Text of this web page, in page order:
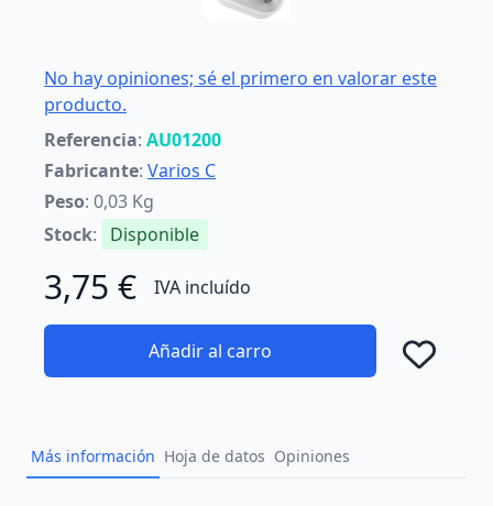
No hay opiniones; sé el primero en valorar este
producto.
Referencia: AU01200
Fabricante: Varios C
Peso: 0,03 Kg
Stock: Disponible
3,75 € IVA incluído
Añadir al carro
Más información Hoja de datos Opiniones